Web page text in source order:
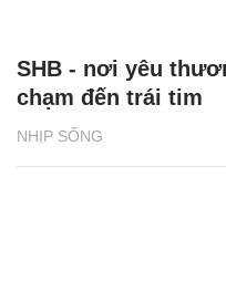
NHỊP SỐNG
SHB - nơi yêu
chạm đến trái tim